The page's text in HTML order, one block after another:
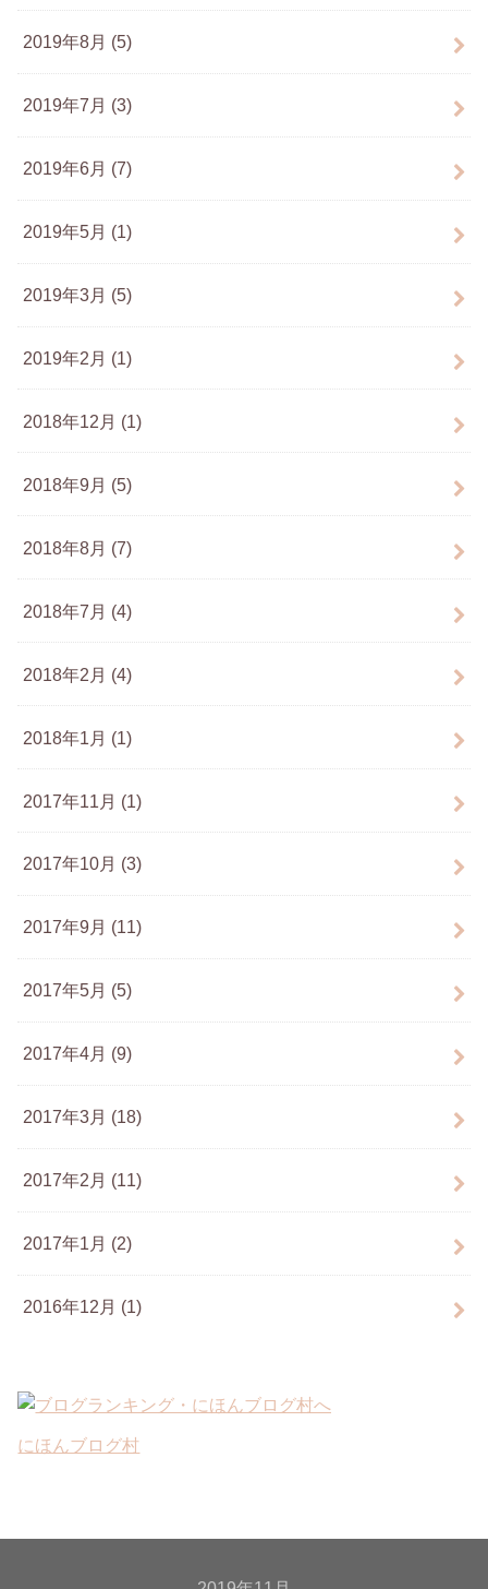
2019年8月 (5)
2019年7月 (3)
2019年6月 (7)
2019年5月 (1)
2019年3月 (5)
2019年2月 (1)
2018年12月 (1)
2018年9月 (5)
2018年8月 (7)
2018年7月 (4)
2018年2月 (4)
2018年1月 (1)
2017年11月 (1)
2017年10月 (3)
2017年9月 (11)
2017年5月 (5)
2017年4月 (9)
2017年3月 (18)
2017年2月 (11)
2017年1月 (2)
2016年12月 (1)
にほんブログ村